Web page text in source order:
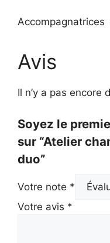
Accompagnatrices
Avis
Il n’y a pas encore
Soyez le
sur “Atelier
duo”
Votre note *
Votre avis *